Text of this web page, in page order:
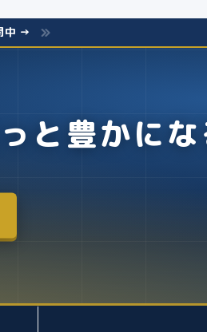
中 →
と豊かにな